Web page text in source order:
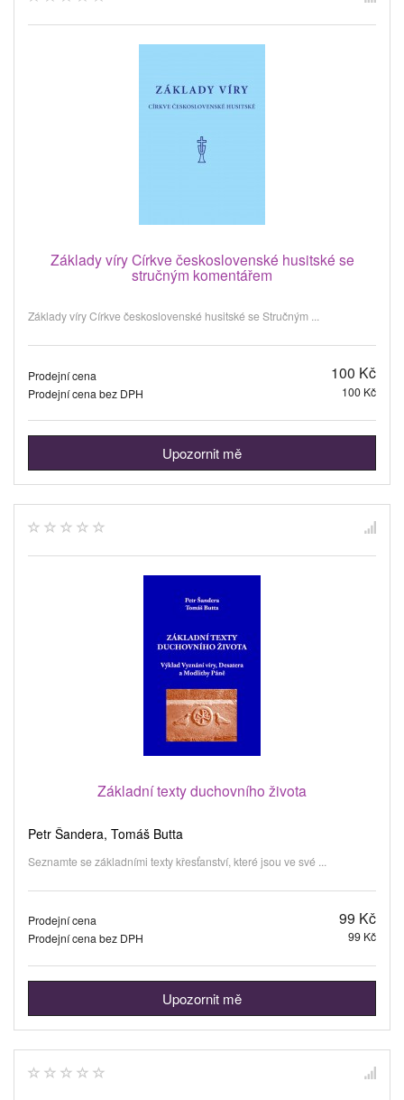
Základy víry Církve československé husitské se
stručným komentářem
Základy víry Církve československé husitské se Stručným ...
Prodejní cena 100 Kč
Prodejní cena bez DPH 100 Kč
Upozornit mě
Základní texty duchovního života
Petr Šandera, Tomáš Butta
Seznamte se základními texty křesťanství, které jsou ve své ...
Prodejní cena 99 Kč
Prodejní cena bez DPH 99 Kč
Upozornit mě